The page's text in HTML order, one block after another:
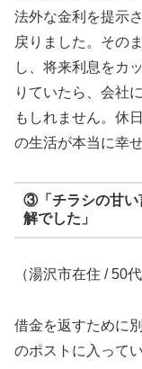
法外な金利を提示
戻りました。その
し、将来利息をカ
りていたら、会社
もしれません。休
の生活が本当に幸せ
③「チラシの甘い
解でした」
（湯沢市在住 / 50
借金を返すために
のポストに入って